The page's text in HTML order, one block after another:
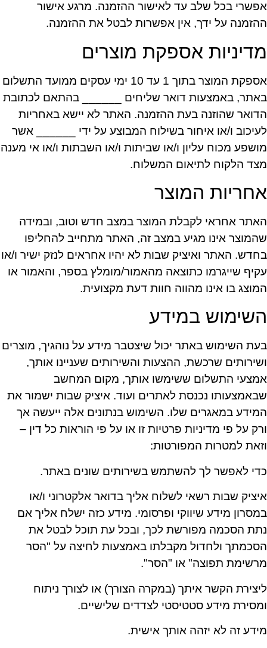
אפשרי בכל שלב עד לאישור ההזמנה. מרגע אישור
ההזמנה על ידך, אין אפשרות לבטל את ההזמנה.
מדיניות אספקת מוצרים
אספקת המוצר בתוך 1 עד 10 ימי עסקים ממועד התשלום
באתר, באמצעות דואר שליחים ______ בהתאם לכתובת
הדואר שהוזנה בעת ההזמנה. האתר לא יישא באחריות
לעיכוב ו/או איחור בשילוח המבוצע על ידי ______ אשר
מושפע מכוח עליון ו/או שביתות ו/או השבתות ו/או אי מענה
מצד הלקוח לתיאום המשלוח.
אחריות המוצר
האתר אחראי לקבלת המוצר במצב חדש וטוב, ובמידה
שהמוצר אינו מגיע במצב זה, האתר מתחייב להחליפו
בחדש. האתר ואיציק שבות לא יהיו אחראים לנזק ישיר ו/או
עקיף שייגרמו כתוצאה מהאמור/מומלץ בספר, והאמור או
המוצג בו אינו מהווה חוות דעת מקצועית.
השימוש במידע
בעת השימוש באתר יכול שיצטבר מידע על נוהגיך, מוצרים
ושירותים שרכשת, ההצעות והשירותים שעניינו אותך,
אמצעי התשלום ששימשו אותך, מקום המחשב
שבאמצעותו נכנסת לאתרים ועוד. איציק שבות ישמור את
המידע במאגרים שלו. השימוש בנתונים אלה ייעשה אך
ורק על פי מדיניות פרטיות זו או על פי הוראות כל דין –
וזאת למטרות המפורטות:
כדי לאפשר לך להשתמש בשירותים שונים באתר.
איציק שבות רשאי לשלוח אליך בדואר אלקטרוני ו/או
במסרון מידע שיווקי ופרסומי. מידע כזה ישלח אליך אם
נתת הסכמה מפורשת לכך, ובכל עת תוכל לבטל את
הסכמתך ולחדול מקבלתו באמצעות לחיצה על "הסר
מרשימת תפוצה" או "הסר".
ליצירת הקשר איתך (במקרה הצורך) או לצורך ניתוח
ומסירת מידע סטטיסטי לצדדים שלישיים.
מידע זה לא יזהה אותך אישית.